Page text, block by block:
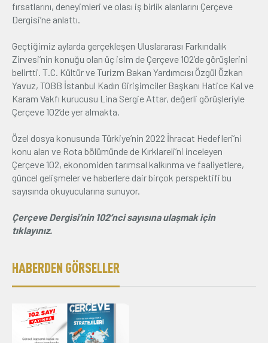
fırsatlarını, deneyimleri ve olası iş birlik alanlarını Çerçeve
Dergisi’ne anlattı.
Geçtiğimiz aylarda gerçekleşen Uluslararası Farkındalık
Zirvesi’nin konuğu olan üç isim de Çerçeve 102’de görüşlerini
belirtti. T.C. Kültür ve Turizm Bakan Yardımcısı Özgül Özkan
Yavuz, TOBB İstanbul Kadın Girişimciler Başkanı Hatice Kal ve
Karam Vakfı kurucusu Lina Sergie Attar, değerli görüşleriyle
Çerçeve 102’de yer almakta.
Özel dosya konusunda Türkiye’nin 2022 İhracat Hedefleri’ni
konu alan ve Rota bölümünde de Kırklareli’ni inceleyen
Çerçeve 102, ekonomiden tarımsal kalkınma ve faaliyetlere,
güncel gelişmeler ve haberlere dair birçok perspektifi bu
sayısında okuyucularına sunuyor.
Çerçeve Dergisi’nin 102’nci sayısına ulaşmak için
tıklayınız.
HABERDEN GÖRSELLER